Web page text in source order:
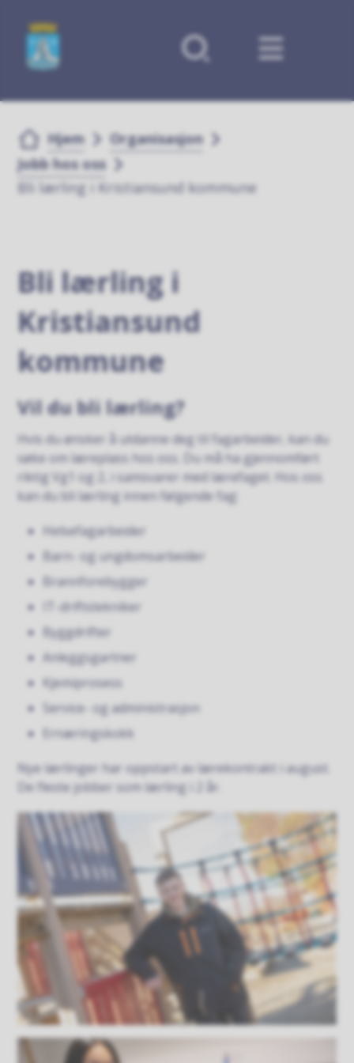
Forsiden
Du er her:
Hjem
Organisasjon
Jobb hos oss
Bli lærling i Kristiansund kommune
Bli lærling i
Kristiansund
kommune
Vil du bli lærling?
Hvis du ønsker å utdanne deg til fagarbeider, kan du
søke om læreplass hos oss. Du må ha gjennomført
riktig Vg1 og 2, i samsvarer med lærefaget. Hos oss
kan du bli lærling innen følgende fag:
Helsefagarbeider
Barn- og ungdomsarbeider
Brannforebygger
IT-driftstekniker
Byggdrifter
Anleggsgartner
Kjemiprosess
Service- og administrasjon
Ernæringskokk
Nye lærlinger har oppstart av lærekontrakt i august.
De fleste jobber som lærling i 2 år.